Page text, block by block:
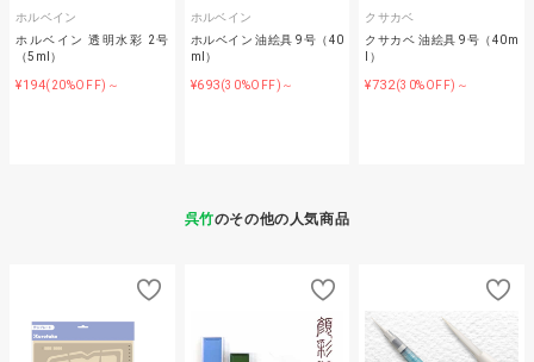
ホルベイン
ホルベイン 透明水彩 2号
（5ml）
¥194(20%OFF)～
ホルベイン
ホルベイン 油絵具 9号（40
ml）
¥693(30%OFF)～
クサカベ
クサカベ 油絵具 9号（40m
l）
¥732(30%OFF)～
呉竹のその他の人気商品